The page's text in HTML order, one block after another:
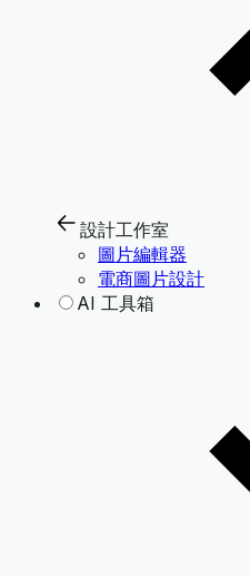
設計工作室
圖片編輯器
電商圖片設計
AI 工具箱